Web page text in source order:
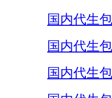
国内代生
国内代生
国内代生